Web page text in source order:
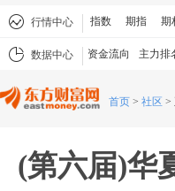
行情中心 指数 期指 期
数据中心 资金流向 主力排
首页 > 社区 >
(第六届)华